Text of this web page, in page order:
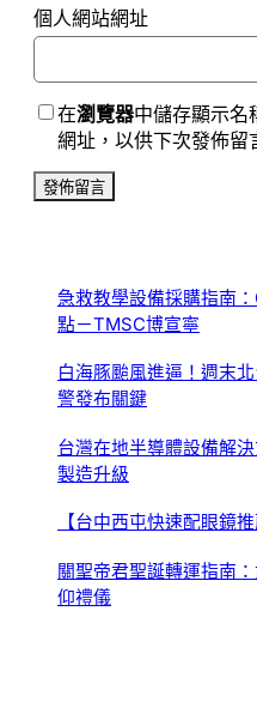
個人網站網址
在瀏覽器中儲存顯示名
網址，以供下次發佈留
急救教學設備採購指南
點－TMSC博宣寧
白海豚颱風進逼！週末
警發布關鍵
台灣在地半導體設備解
製造升級
【台中西屯快速配眼鏡
關聖帝君聖誕轉運指南
仰禮儀